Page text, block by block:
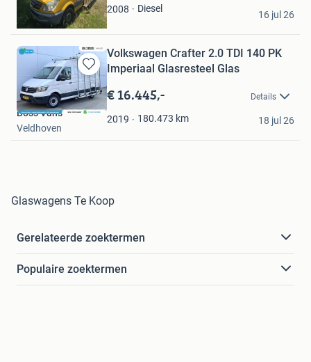
2008 Diesel
Toon
Sint-Oedenrode
16 jul 26
Bewaren
in
Mijn
Favorieten
Volkswagen Crafter 2.0 TDI 140 PK
Imperiaal Glasresteel Glas
€ 16.445,- Details
2019 180.473 km
Boss Vans
Veldhoven
18 jul 26
Glaswagens Te Koop
Gerelateerde zoektermen
Populaire zoektermen